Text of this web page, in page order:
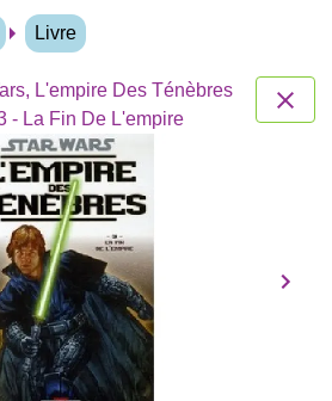
Livre
L'empire Des Ténèbres
- La Fin De L'empire